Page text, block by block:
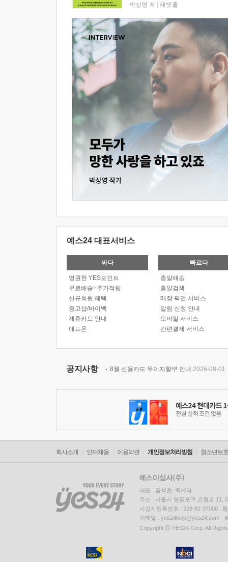
박상영 저 래빗홀
예스24 대표서비스
싸다
영원한 YES포인트
무료배송+추가적립
신규회원 혜택
중고샵/바이백
제휴카드 안내
애드온
빠르다
총알배송
총알검색
매장 픽업 서비스
알림 신청 안내
모바일 서비스
간편결제 서비스
공지사항 8월 신용카드 무이자할부 안내 2026-08-01
회사소개 인재채용 이용약관 개인정보처리방침 청소년보
대표 : 김석환, 최세라
주소 : 서울시 영등포구 은행로 11,
사업자등록번호 : 229-81-37000
이메일 : yes24help@yes24.com
Copyright ⓒ YES24 Corp. All